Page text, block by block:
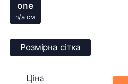
one
n/a см
Розмірна сітка
Ціна